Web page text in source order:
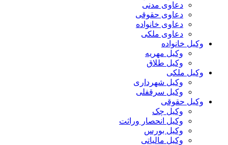
دعاوی مدنی
دعاوی حقوقی
دعاوی خانواده
دعاوی ملکی
وکیل خانواده
وکیل مهریه
وکیل طلاق
وکیل ملکی
وکیل شهرداری
وکیل سرقفلی
وکیل حقوقی
وکیل چک
وکیل انحصار وراثت
وکیل بورس
وکیل مالیاتی